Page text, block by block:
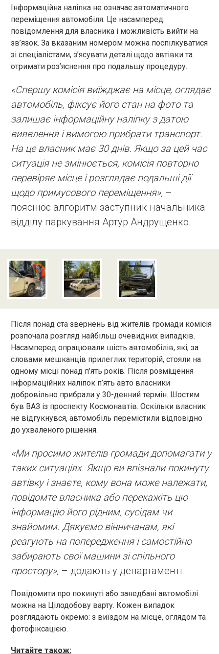
Інформаційна наліпка не означає автоматичного
переміщення автомобіля. Це насамперед
повідомлення для власника і можливість вийти на
зв’язок. За вказаним номером можна поспілкуватися
зі спеціалістами, з’ясувати деталі щодо автівки та
отримати роз’яснення про подальшу процедуру.
«Спершу комісія виїжджає на місце, оглядає
автомобіль, фіксує його стан на фото та
залишає інформаційну наліпку з датою
виявлення і вимогою прибрати транспорт.
На це власник має 30 днів. Якщо за цей час
ситуація не змінюється, комісія повторно
перевіряє місце і розглядає подальші дії
щодо примусового переміщення», –
пояснює алгоритм заступник начальника
відділу паркування Артур Андрущенко.
Після понад ста звернень від жителів громади комісія
розпочала розгляд найбільш очевидних випадків.
Насамперед опрацювали шість автомобілів, які, за
словами мешканців прилеглих територій, стояли на
одному місці понад п’ять років. Після розміщення
інформаційних наліпок п’ять авто власники
добровільно прибрали у 30-денний термін. Шостим
був ВАЗ із проспекту Космонавтів. Оскільки власник
не відгукнувся, автомобіль перемістили відповідно
до ухваленого рішення.
«Ми просимо жителів громади допомагати у
таких ситуаціях. Якщо ви впізнали покинуту
автівку і знаєте, кому вона може належати,
повідомте власника або перекажіть цю
інформацію його рідним, сусідам чи
знайомим. Дякуємо вінничанам, які
реагують на попередження і самостійно
забирають свої машини зі спільного
простору», – додають у департаменті.
Повідомити про покинуті або занедбані автомобілі
можна на Цілодобову варту. Кожен випадок
розглядають окремо: з виїздом на місце, оглядом та
фотофіксацією.
Читайте також: